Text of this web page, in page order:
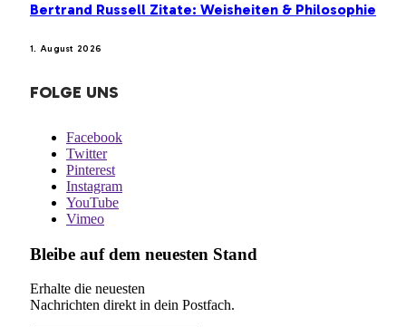
Bertrand Russell Zitate: Weisheiten & Philosophie
1. August 2026
FOLGE UNS
Facebook
Twitter
Pinterest
Instagram
YouTube
Vimeo
Bleibe auf dem neuesten Stand
Erhalte die neuesten
Nachrichten direkt in dein Postfach.